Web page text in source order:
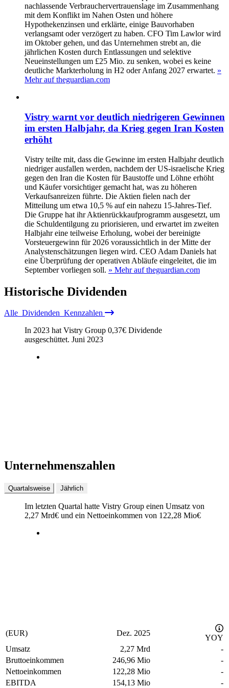
nachlassende Verbrauchervertrauenslage im Zusammenhang
mit dem Konflikt im Nahen Osten und höhere
Hypothekenzinsen und erklärte, einige Bauvorhaben
verlangsamt oder verzögert zu haben. CFO Tim Lawlor wird
im Oktober gehen, und das Unternehmen strebt an, die
jährlichen Kosten durch Entlassungen und selektive
Neueinstellungen um £25 Mio. zu senken, wobei es keine
deutliche Markterholung in H2 oder Anfang 2027 erwartet. »
Mehr auf theguardian.com
Vistry warnt vor deutlich niedrigeren Gewinnen
im ersten Halbjahr, da Krieg gegen Iran Kosten
erhöht
Vistry teilte mit, dass die Gewinne im ersten Halbjahr deutlich
niedriger ausfallen werden, nachdem der US‑israelische Krieg
gegen den Iran die Kosten für Baustoffe und Löhne erhöht
und Käufer vorsichtiger gemacht hat, was zu höheren
Verkaufsanreizen führte. Die Aktien fielen nach der
Mitteilung um etwa 10,5 % auf ein nahezu 15‑Jahres‑Tief.
Die Gruppe hat ihr Aktienrückkaufprogramm ausgesetzt, um
die Schuldentilgung zu priorisieren, und erwartet im zweiten
Halbjahr eine teilweise Erholung, wobei der bereinigte
Vorsteuergewinn für 2026 voraussichtlich in der Mitte der
Analystenschätzungen liegen wird. CEO Adam Daniels hat
eine Überprüfung der operativen Abläufe eingeleitet, die im
September vorliegen soll. » Mehr auf theguardian.com
Historische Dividenden
Alle Dividenden Kennzahlen
In 2023 hat Vistry Group 0,37€ Dividende
ausgeschüttet. Juni 2023
Unternehmenszahlen
Quartalsweise Jährlich
Im letzten Quartal hatte Vistry Group einen Umsatz von
2,27 Mrd€ und ein Nettoeinkommen von 122,28 Mio€
(EUR) Dez. 2025
YOY
Umsatz
2,27 Mrd
-
Bruttoeinkommen
246,96 Mio
-
Nettoeinkommen
122,28 Mio
-
EBITDA
154,13 Mio -